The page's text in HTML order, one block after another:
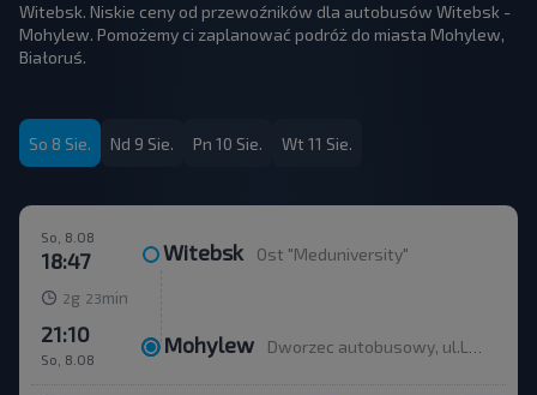
Witebsk. Niskie ceny od przewoźników dla autobusów Witebsk -
Mohylew. Pomożemy ci zaplanować podróż do miasta Mohylew,
Białoruś.
So 8 Sie. Nd 9 Sie. Pn 10 Sie. Wt 11 Sie.
So, 8.08
18:47 Witebsk Ost "Meduniversity"
2g 23 min
So, 8.08
21:10 Mohylew Dworzec autobusowy, ul.Leninskaha 93